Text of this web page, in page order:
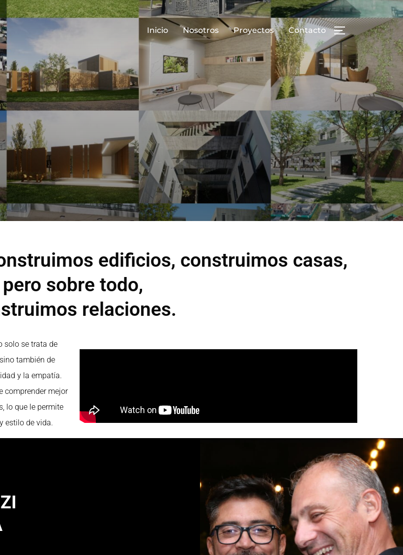
Inicio Nosotros Proyectos Contacto
edificios, construimos casas,
pero sobre todo,
relaciones.
solo se trata de
también de
y la empatía.
comprender mejor
lo que le permite
estilo de vida.